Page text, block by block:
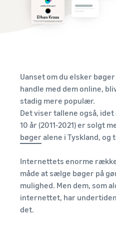
Vejledning til
Vejledning til nye
salgspartnere
Gør brug af anbefalede
forholdsregler, og sælg op
til 9 gange mere i det første
Forsendelse via
Amazon (FBA)
Outsourcing af forsendelse,
returneringer og
kundeservice
forsendelsesmetoder
drift
Udvid i Europa
Spar 53 % på
forsendelsesgebyrer, udvid
din forretning i EU
forskellige kanaler
Brug FBA-lager til at sælge
gennem andre kanaler
Sælg billige produkter,
Udforsk
flere
værktøjer
Sælg renoverede og brugte
produkter til millioner af
Amazon-kunder globalt
Sælg håndlavede varer
Sælg dine håndlavede
produkter globalt
App Store-
salgspartner
Få mere at vide om Amazon-
godkendte
softwarepartnere, der kan
Indkomstberegner
Evaluer dit salg på Amazon
Anslå
forsendelsesomkostninger
Sammenlign
på forsendelsesmetode
sælgere
Er du klar til at påbegynde
din succeshistorie?
behøver at vide om moms
Vejledninger
Hvad er dropshipping?
forsendelsesprocessen –
fra producent til kunde
E-handelsguide
Udfordringer, gode råd og
Tilmeld
dig
Registrering
Uanset om du elsker
handle med dem online,
stadig mere populær.
Det viser tallene også,
10 år (2011-2021) er solgt
bøger alene i Tyskland,
Internettets enorme
måde at sælge bøger på
mulighed. Men dem, som
internettet, har
det.